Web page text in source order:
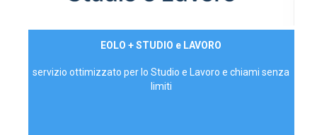
EOLO + STUDIO e LAVORO
servizio ottimizzato per lo Studio e Lavoro e chiami senza
limiti